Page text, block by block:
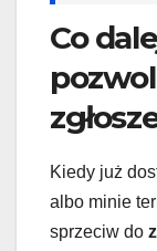
Co
Kiedy już
albo minie
sprzeciw do